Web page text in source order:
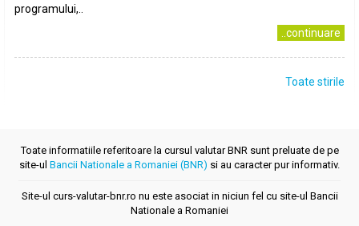
programului,..
..continuare
Toate stirile
Toate informatiile referitoare la cursul valutar BNR sunt preluate de pe
site-ul Bancii Nationale a Romaniei (BNR) si au caracter pur informativ.
Site-ul curs-valutar-bnr.ro nu este asociat in niciun fel cu site-ul Bancii
Nationale a Romaniei